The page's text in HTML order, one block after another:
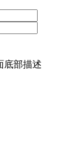
底部描述